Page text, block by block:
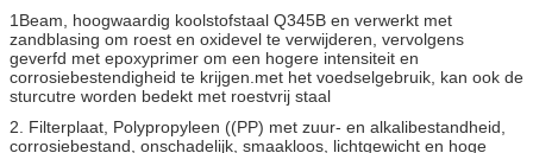
1Beam, hoogwaardig koolstofstaal Q345B en verwerkt met
zandblasing om roest en oxidevel te verwijderen, vervolgens
geverfd met epoxyprimer om een hogere intensiteit en
corrosiebestendigheid te krijgen.met het voedselgebruik, kan ook de
sturcutre worden bedekt met roestvrij staal
2. Filterplaat, Polypropyleen ((PP) met zuur- en alkalibestandheid,
corrosiebestand, onschadelijk, smaakloos, lichtgewicht en hoge